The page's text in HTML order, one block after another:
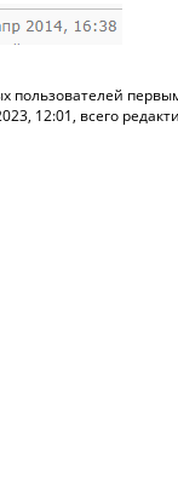
пользователей
12:01, всего